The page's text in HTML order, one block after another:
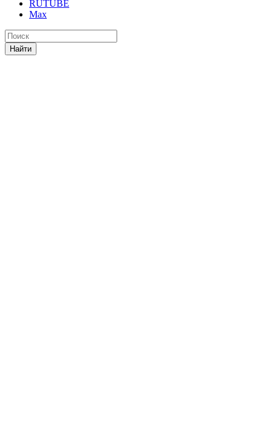
RUTUBE
Max
Найти